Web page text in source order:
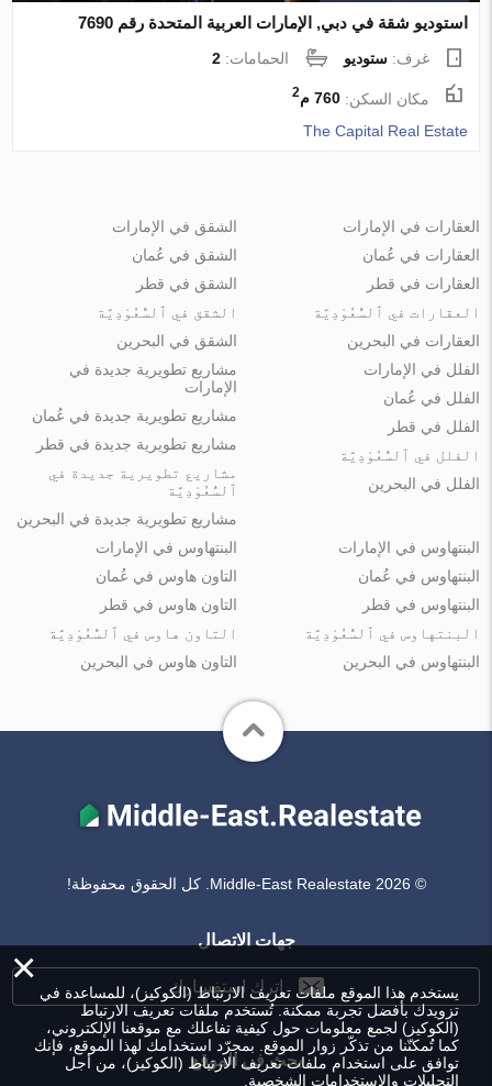
استوديو شقة في دبي, الإمارات العربية المتحدة رقم 7690
غرف:ستوديو الحمامات:2
مكان السكن:760 م 2
The Capital Real Estate
العقارات في الإمارات
العقارات في عُمان
العقارات في قطر
العقارات في ٱلسُّعُوْدِيَّة
العقارات في البحرين
الشقق في الإمارات
الشقق في عُمان
الشقق في قطر
الشقق في ٱلسُّعُوْدِيَّة
الشقق في البحرين
الفلل في الإمارات
الفلل في عُمان
الفلل في قطر
الفلل في ٱلسُّعُوْدِيَّة
الفلل في البحرين
مشاريع تطويرية جديدة في
الإمارات
مشاريع تطويرية جديدة في عُمان
مشاريع تطويرية جديدة في قطر
مشاريع تطويرية جديدة في
ٱلسُّعُوْدِيَّة
مشاريع تطويرية جديدة في البحرين
البنتهاوس في الإمارات
البنتهاوس في عُمان
البنتهاوس في قطر
البنتهاوس في ٱلسُّعُوْدِيَّة
البنتهاوس في البحرين
البنتهاوس في الإمارات
التاون هاوس في عُمان
التاون هاوس في قطر
التاون هاوس في ٱلسُّعُوْدِيَّة
التاون هاوس في البحرين
© Middle-East Realestate 2026. كل الحقوق محفوظة!
جهات الاتصال
اترك استفسارك
بحث في الموقع
×
يستخدم هذا الموقع ملفات تعريف الارتباط (الكوكيز)، للمساعدة في
تزويدك بأفضل تجربة ممكنة. تُستخدم ملفات تعريف الارتباط
(الكوكيز) لجمع معلومات حول كيفية تفاعلك مع موقعنا الإلكتروني،
كما تُمكنّنا من تذكّر زوار الموقع. بمجرّد استخدامك لهذا الموقع، فإنك
توافق على استخدام ملفات تعريف الارتباط (الكوكيز)، من أجل
التحليلات والاستخدامات الشخصية.